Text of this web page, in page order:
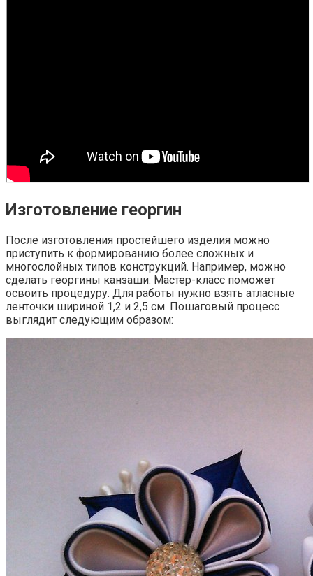
Изготовление георгин
После изготовления простейшего изделия можно
приступить к формированию более сложных и
многослойных типов конструкций. Например, можно
сделать георгины канзаши. Мастер-класс поможет
освоить процедуру. Для работы нужно взять атласные
ленточки шириной 1,2 и 2,5 см. Пошаговый процесс
выглядит следующим образом: